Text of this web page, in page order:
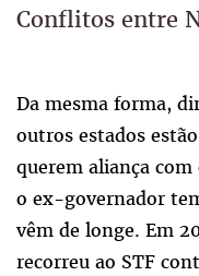
Conflitos entre
Da mesma forma,
outros estados
querem aliança
o ex-governador
vêm de longe. Em
recorreu ao STF